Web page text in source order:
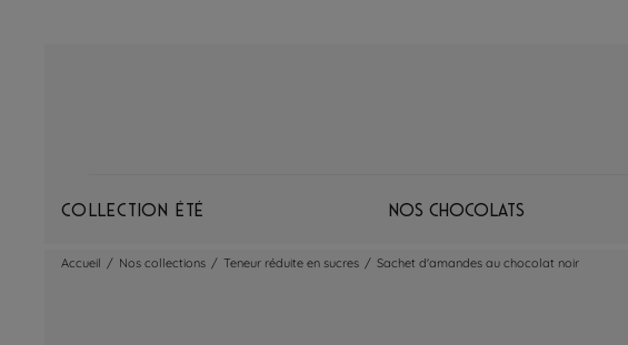
Collection Été Nos chocolats
Accueil / Nos collections / Teneur réduite en sucres / Sachet d'amandes au chocolat noir